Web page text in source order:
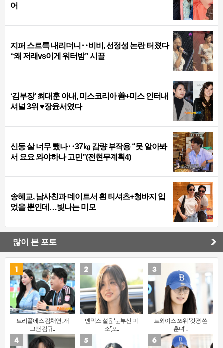
어
지퍼 스르륵 내리더니‥비비, 선정성 논란 터졌다
“왜 저래vs이게 워터밤” 시끌
‘김부장’ 최대훈 아내, 미스코리아 善+미스 인터내
셔널 3위 ♥장윤서였다
신동 살 너무 뺐나‥37㎏ 감량 부작용 “못 알아봐
서 요요 와야하나 고민”(전현무계획4)
송혜교, 남사친과 데이트서 흰 티셔츠+청바지 입
었을 뿐인데…빛나는 미모
많이 본 포토
트리플에스 김채연, 개
그맨 김규..
엔믹스 설윤 ‘눈부신 미
소’[포..
트와이스 쯔위 ‘갓경 쓴
훈녀’..